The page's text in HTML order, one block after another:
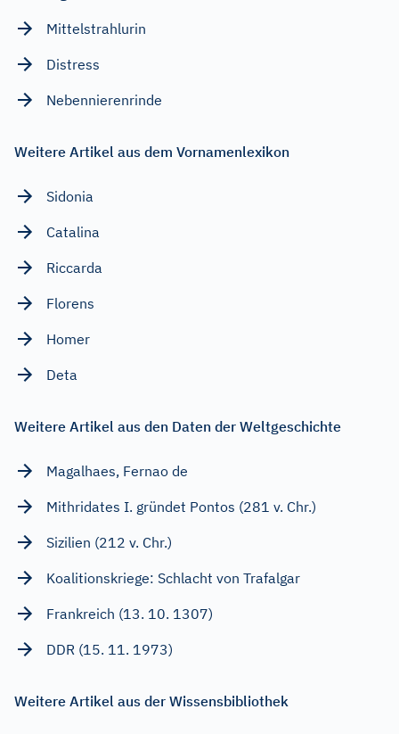
Mittelstrahlurin
Distress
Nebennierenrinde
Weitere Artikel aus dem Vornamenlexikon
Sidonia
Catalina
Riccarda
Florens
Homer
Deta
Weitere Artikel aus den Daten der Weltgeschichte
Magalhaes, Fernao de
Mithridates I. gründet Pontos (281 v. Chr.)
Sizilien (212 v. Chr.)
Koalitionskriege: Schlacht von Trafalgar
Frankreich (13. 10. 1307)
DDR (15. 11. 1973)
Weitere Artikel aus der Wissensbibliothek